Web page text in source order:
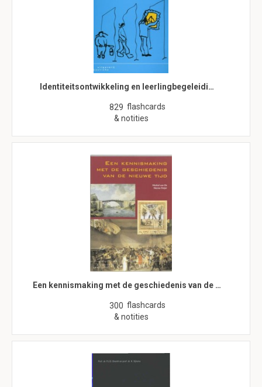
Identiteitsontwikkeling en leerlingbegeleidi…
829 flashcards
& notities
Een kennismaking met de geschiedenis van de …
300 flashcards
& notities